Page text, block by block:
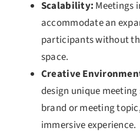
Scalability: Meetings
accommodate an
participants without
space.
Creative
design unique
brand or meeting
immersive experience.